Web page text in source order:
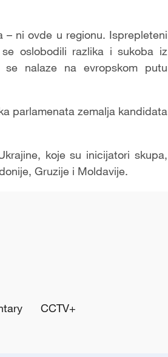
ni ovde u regionu. Isprepleteni
oslobodili razlika i sukoba iz
nalaze na evropskom putu
parlamenata zemalja kandidata
koje su inicijatori skupa,
Gruzije i Moldavije.
CCTV+